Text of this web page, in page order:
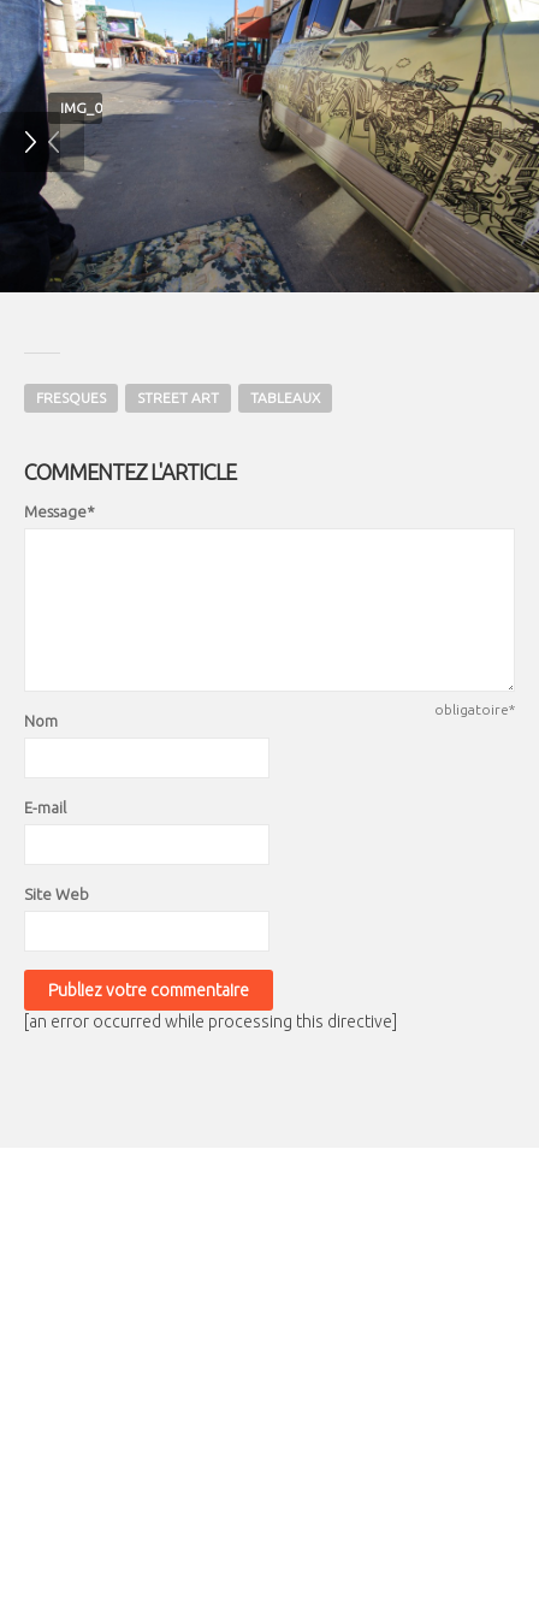
IMG_0829
FRESQUES STREET ART TABLEAUX
COMMENTEZ L'ARTICLE
Message*
obligatoire*
Nom
E-mail
Site Web
[an error occurred while processing this directive]